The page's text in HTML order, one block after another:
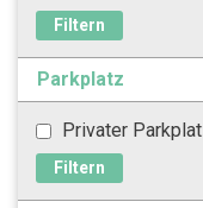
Filtern
Parkplatz
Privater
Filtern